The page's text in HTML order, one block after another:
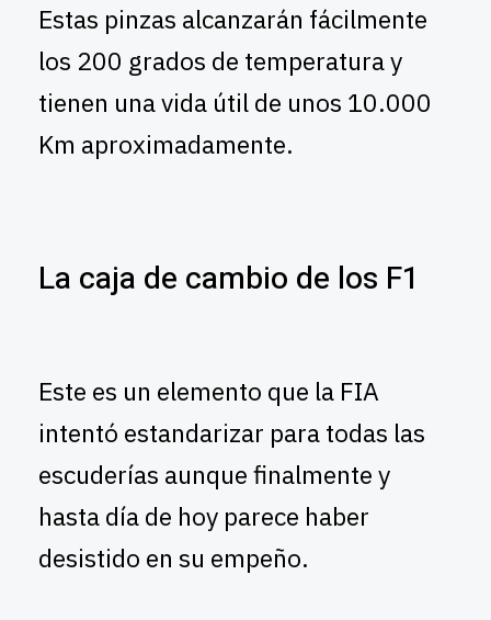
Estas pinzas alcanzarán fácilmente
los 200 grados de temperatura y
tienen una vida útil de unos 10.000
Km aproximadamente.
La caja de cambio de los F1
Este es un elemento que la FIA
intentó estandarizar para todas las
escuderías aunque finalmente y
hasta día de hoy parece haber
desistido en su empeño.